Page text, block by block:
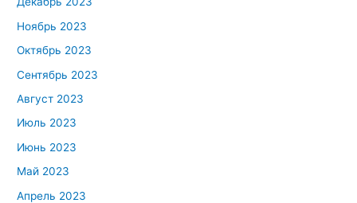
Ноябрь 2023
Октябрь 2023
Сентябрь 2023
Август 2023
Июль 2023
Июнь 2023
Май 2023
Апрель 2023